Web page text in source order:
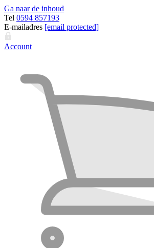
Ga naar de inhoud
Tel 0594 857193
E-mailadres [email protected]
Account